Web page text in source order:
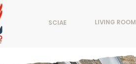
SCIAE LIVING